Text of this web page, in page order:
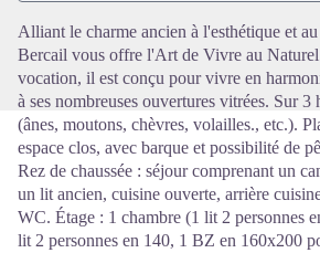
Alliant le charme ancien à l'esthétique et
Bercail vous offre l'Art de Vivre au
vocation, il est conçu pour vivre en
à ses nombreuses ouvertures vitrées. Sur 3
(ânes, moutons, chèvres, volailles., etc.).
espace clos, avec barque et possibilité de
Rez de chaussée : séjour comprenant un
un lit ancien, cuisine ouverte, arrière
WC. Étage : 1 chambre (1 lit 2 personnes
lit 2 personnes en 140, 1 BZ en 160x200